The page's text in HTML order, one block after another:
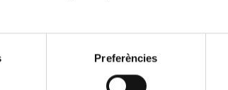
Preferències